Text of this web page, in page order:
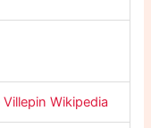
Wikipedia